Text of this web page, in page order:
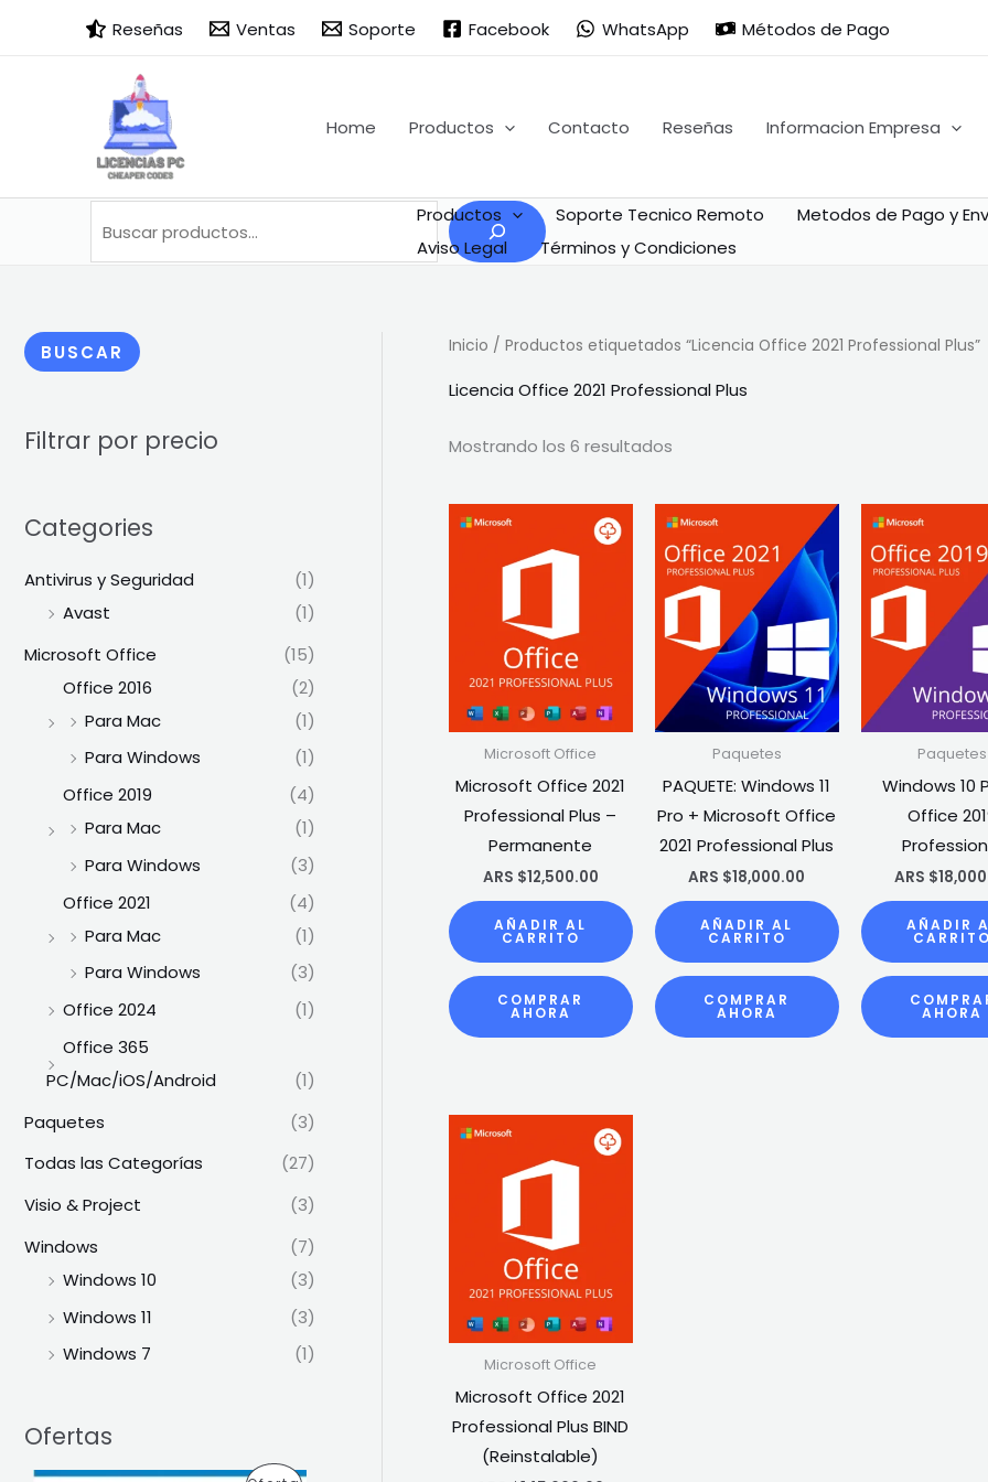
Reseñas Ventas Soporte Facebook WhatsApp Métodos de Pago
Home Productos Contacto Reseñas Informacion Empresa
Buscar
Productos Soporte Tecnico Remoto
Metodos de Pago y
Aviso Legal
Términos y Condiciones
BUSCAR
Filtrar por precio
Categories
Antivirus y Seguridad
(1)
Avast
(1)
Microsoft Office
(15)
Office 2016
(2)
Para Mac
(1)
Para Windows
(1)
Office 2019
(4)
Para Mac
(1)
Para Windows
(3)
Office 2021
(4)
Para Mac
(1)
Para Windows
(3)
Office 2024
(1)
Office 365
PC/Mac/iOS/Android
(1)
Paquetes
(3)
Todas las Categorías
(27)
Visio & Project
(3)
Windows
(7)
Windows 10
(3)
Windows 11
(3)
Windows 7
(1)
Ofertas
Inicio / Productos etiquetados “Licencia Office 2021 Professional Plus”
Licencia Office 2021 Professional Plus
Mostrando los 6 resultados
por
popularidad
Microsoft Office
Microsoft Office 2021
Professional Plus –
Permanente
ARS $12,500.00
AÑADIR AL
CARRITO
COMPRAR
AHORA
Paquetes
PAQUETE: Windows 11
Pro + Microsoft Office
2021 Professional Plus
ARS $18,000.00
AÑADIR AL
CARRITO
COMPRAR
AHORA
Paquetes
Windows 10
Office
ARS $
AÑADIR
AHORA
Microsoft Office
Microsoft Office 2021
Professional Plus BIND
(Reinstalable)